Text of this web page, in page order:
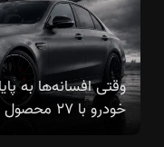
وقتی افسانه‌ها به
خودرو با ۲۷ محصول در سال ۲۰۲۶